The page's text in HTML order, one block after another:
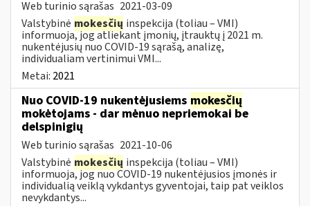
Web turinio sąrašas 2021-03-09
Valstybinė mokesčių inspekcija (toliau – VMI)
informuoja, jog atliekant įmonių, įtrauktų į 2021 m.
nukentėjusių nuo COVID-19 sąrašą, analizę,
individualiam vertinimui VMI...
Metai: 2021
Nuo COVID-19 nukentėjusiems mokesčių
mokėtojams - dar mėnuo nepriemokai be
delspinigių
Web turinio sąrašas 2021-10-06
Valstybinė mokesčių inspekcija (toliau – VMI)
informuoja, jog nuo COVID-19 nukentėjusios įmonės ir
individualią veiklą vykdantys gyventojai, taip pat veiklos
nevykdantys...